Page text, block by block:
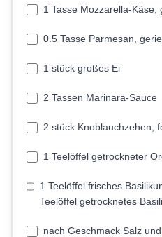
1 Tasse Mozzarella-Käse,
0.5 Tasse Parmesan,
1 stück großes Ei
2 Tassen Marinara-Sauce
2 stück Knoblauchzehen,
1 Teelöffel getrockneter
1 Teelöffel frisches
Teelöffel getrocknetes
nach Geschmack Salz